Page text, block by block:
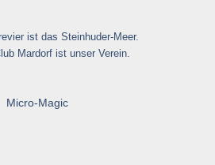
ist das Steinhuder-Meer.
Mardorf ist unser Verein.
Micro-Magic